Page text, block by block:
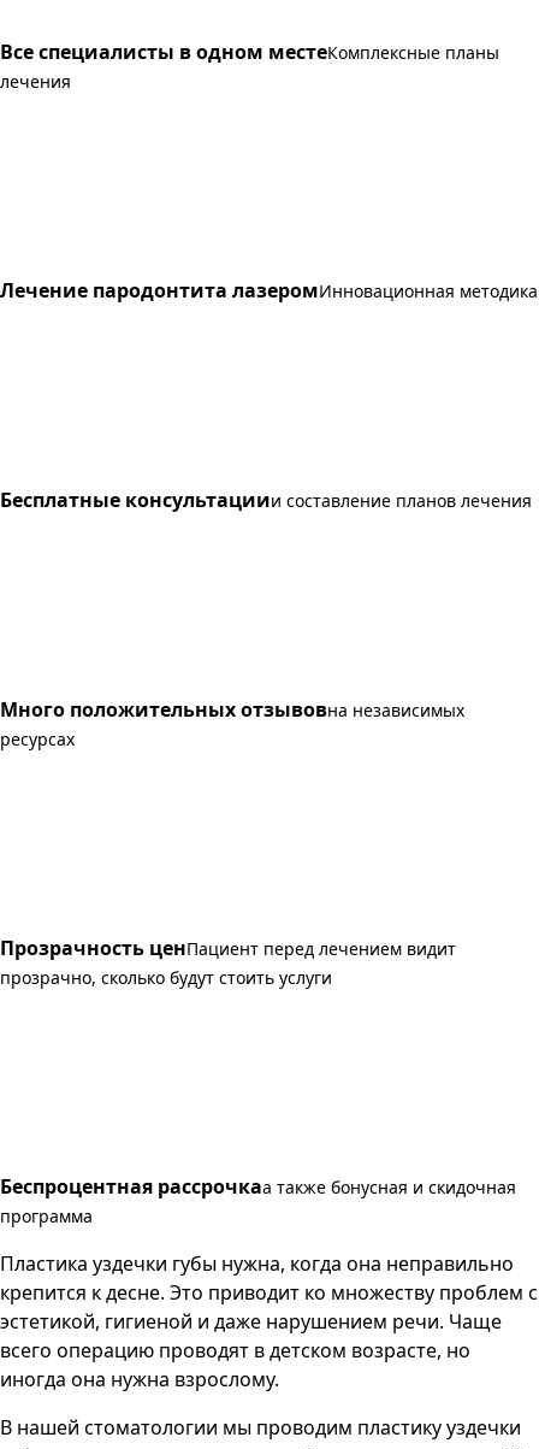
Все специалисты в одном местеКомплексные планы
лечения
Лечение пародонтита лазеромИнновационная методика
Бесплатные консультациии составление планов лечения
Много положительных отзывовна независимых
ресурсах
Прозрачность ценПациент перед лечением видит
прозрачно, сколько будут стоить услуги
Беспроцентная рассрочкаа также бонусная и скидочная
программа
Пластика уздечки губы нужна, когда она неправильно
крепится к десне. Это приводит ко множеству проблем с
эстетикой, гигиеной и даже нарушением речи. Чаще
всего операцию проводят в детском возрасте, но
иногда она нужна взрослому.
В нашей стоматологии мы проводим пластику уздечки